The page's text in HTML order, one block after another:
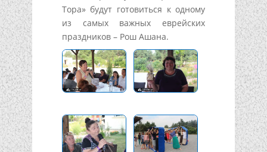
Тора» будут готовиться к одному
из самых важных еврейских
праздников – Рош Ашана.